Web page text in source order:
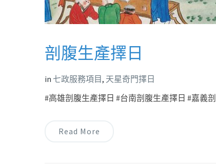
剖腹生產擇日
in 七政服務項目 , 天星奇門擇日
#高雄剖腹生產擇日 #台南剖腹生產擇日 #嘉義
Read More